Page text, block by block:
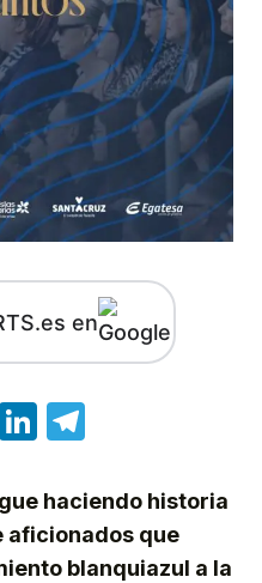
en
CopyLinkedIn
haciendo historia
aficionados que
blanquiazul a la